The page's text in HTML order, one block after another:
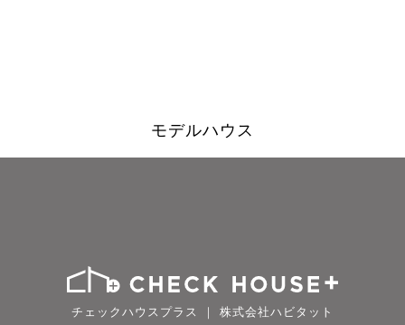
モデルハウス
チェックハウスプラス ｜ 株式会社ハビタット